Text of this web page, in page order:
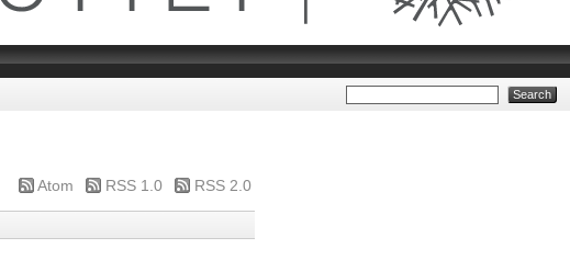
Atom RSS 1.0 RSS 2.0